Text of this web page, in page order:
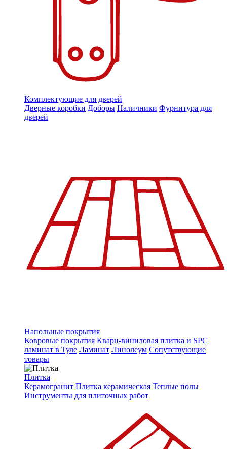
Комплектующие для дверей
Дверные коробки Доборы Наличники Фурнитура для
дверей
Напольные покрытия
Ковровые покрытия Кварц-виниловая плитка и SPC
ламинат в Туле Ламинат Линолеум Сопутствующие
товары
Плитка
Керамогранит Плитка керамическая Теплые полы
Инструменты для плиточных работ